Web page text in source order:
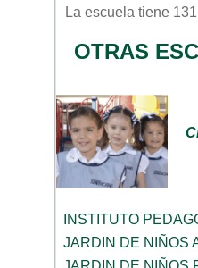
La escuela tiene
OTRAS
INSTITUTO
JARDIN DE NIÑOS